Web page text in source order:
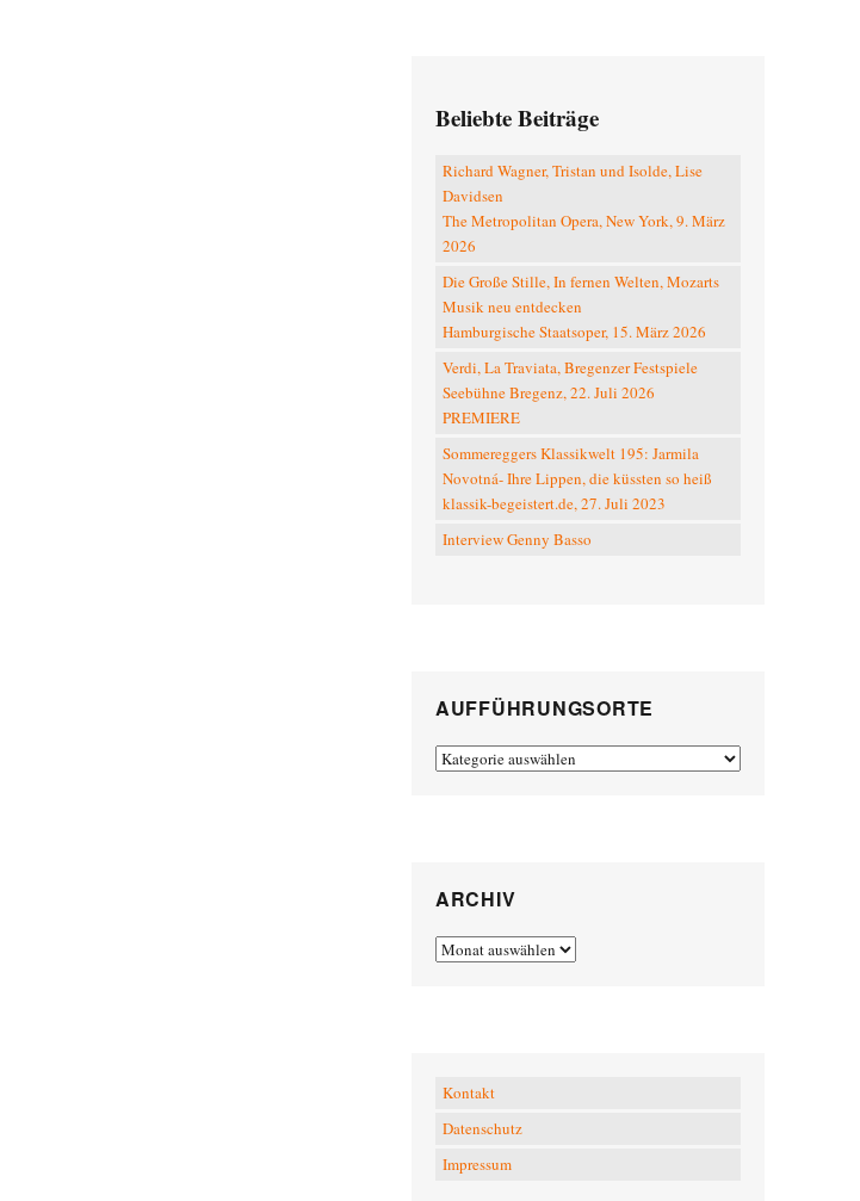
Beliebte Beiträge
Richard Wagner, Tristan und Isolde, Lise
Davidsen
The Metropolitan Opera, New York, 9. März
2026
Die Große Stille, In fernen Welten, Mozarts
Musik neu entdecken
Hamburgische Staatsoper, 15. März 2026
Verdi, La Traviata, Bregenzer Festspiele
Seebühne Bregenz, 22. Juli 2026
PREMIERE
Sommereggers Klassikwelt 195: Jarmila
Novotná- Ihre Lippen, die küssten so heiß
klassik-begeistert.de, 27. Juli 2023
Interview Genny Basso
AUFFÜHRUNGSORTE
Aufführungsorte
ARCHIV
Archiv
Kontakt
Datenschutz
Impressum